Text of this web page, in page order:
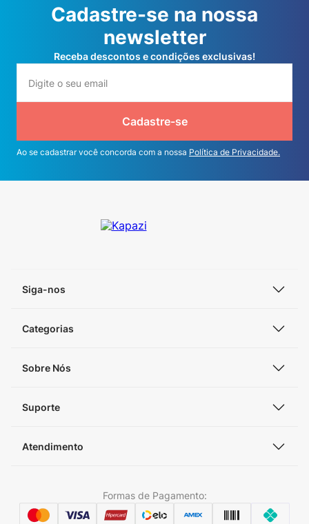
Cadastre-se na nossa
newsletter
Receba descontos e condições exclusivas!
Cadastre-se
Ao se cadastrar você concorda com a nossa Política de Privacidade.
Siga-nos
Categorias
Sobre Nós
Suporte
Atendimento
Formas de Pagamento: